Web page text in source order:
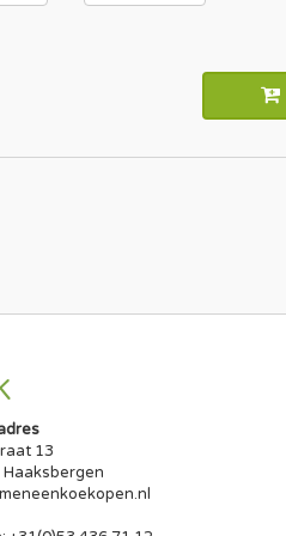
13
Haaksbergen